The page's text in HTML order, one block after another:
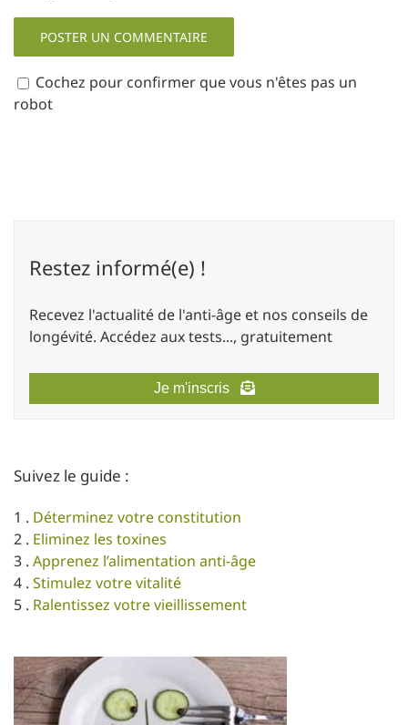
Cochez pour confirmer que vous n'êtes pas un
robot
Restez informé(e) !
Recevez l'actualité de l'anti-âge et nos conseils de
longévité. Accédez aux tests..., gratuitement
Je m'inscris
Suivez le guide :
1 . Déterminez votre constitution
2 . Eliminez les toxines
3 . Apprenez l’alimentation anti-âge
4 . Stimulez votre vitalité
5 . Ralentissez votre vieillissement